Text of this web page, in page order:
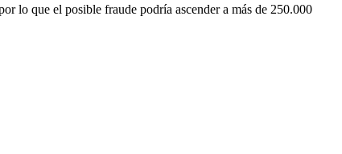
lo que el posible fraude podría ascender a más de 250.000